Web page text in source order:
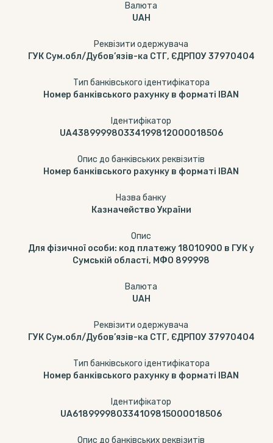
Валюта
UAH
Реквізити одержувача
ГУК Сум.обл/Дубов’язів-ка СТГ, ЄДРПОУ 37970404
Тип банківського ідентифікатора
Номер банківського рахунку в форматі IBAN
Ідентифікатор
UA438999980334199812000018506
Опис до банківських реквізитів
Номер банківського рахунку в форматі IBAN
Назва банку
Казначейство України
Опис
Для фізичної особи: код платежу 18010900 в ГУК у
Сумській області, МФО 899998
Валюта
UAH
Реквізити одержувача
ГУК Сум.обл/Дубов’язів-ка СТГ, ЄДРПОУ 37970404
Тип банківського ідентифікатора
Номер банківського рахунку в форматі IBAN
Ідентифікатор
UA618999980334109815000018506
Опис до банківських реквізитів